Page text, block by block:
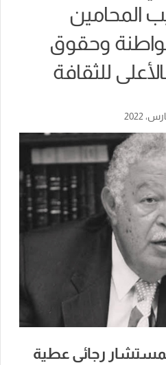
المحامين
وحقوق
للثقافة
رجائى عطية